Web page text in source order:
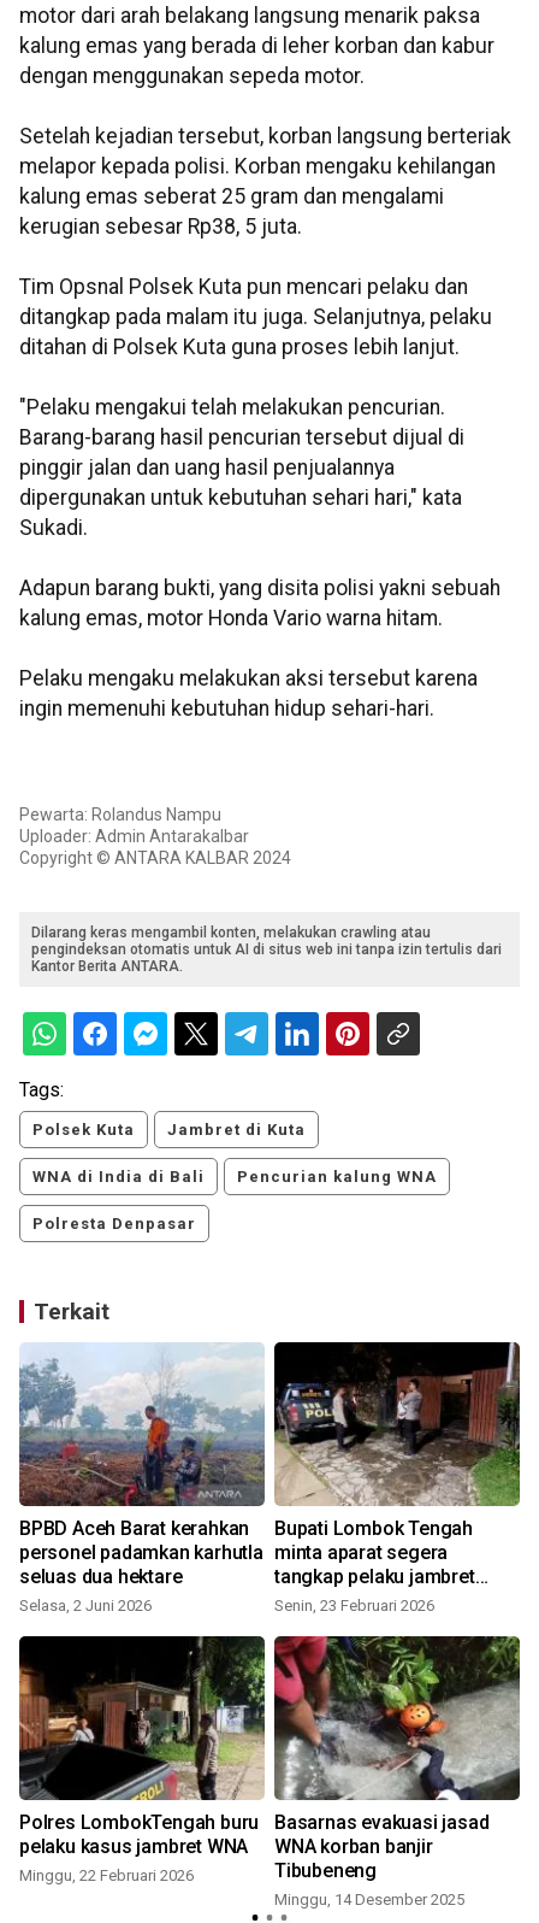
motor dari arah belakang langsung menarik paksa
kalung emas yang berada di leher korban dan kabur
dengan menggunakan sepeda motor.
Setelah kejadian tersebut, korban langsung berteriak
melapor kepada polisi. Korban mengaku kehilangan
kalung emas seberat 25 gram dan mengalami
kerugian sebesar Rp38, 5 juta.
Tim Opsnal Polsek Kuta pun mencari pelaku dan
ditangkap pada malam itu juga. Selanjutnya, pelaku
ditahan di Polsek Kuta guna proses lebih lanjut.
"Pelaku mengakui telah melakukan pencurian.
Barang-barang hasil pencurian tersebut dijual di
pinggir jalan dan uang hasil penjualannya
dipergunakan untuk kebutuhan sehari hari," kata
Sukadi.
Adapun barang bukti, yang disita polisi yakni sebuah
kalung emas, motor Honda Vario warna hitam.
Pelaku mengaku melakukan aksi tersebut karena
ingin memenuhi kebutuhan hidup sehari-hari.
Pewarta: Rolandus Nampu
Uploader: Admin Antarakalbar
Copyright © ANTARA KALBAR 2024
Dilarang keras mengambil konten, melakukan crawling atau
pengindeksan otomatis untuk AI di situs web ini tanpa izin tertulis dari
Kantor Berita ANTARA.
Tags:
Polsek Kuta Jambret di Kuta
WNA di India di Bali Pencurian kalung WNA
Polresta Denpasar
Terkait
BPBD Aceh Barat kerahkan
personel padamkan karhutla
seluas dua hektare
Selasa, 2 Juni 2026
Bupati Lombok Tengah
minta aparat segera
tangkap pelaku jambret
WNA
Senin, 23 Februari 2026
Polres LombokTengah buru
pelaku kasus jambret WNA
Minggu, 22 Februari 2026
Basarnas evakuasi jasad
WNA korban banjir
Tibubeneng
Minggu, 14 Desember 2025